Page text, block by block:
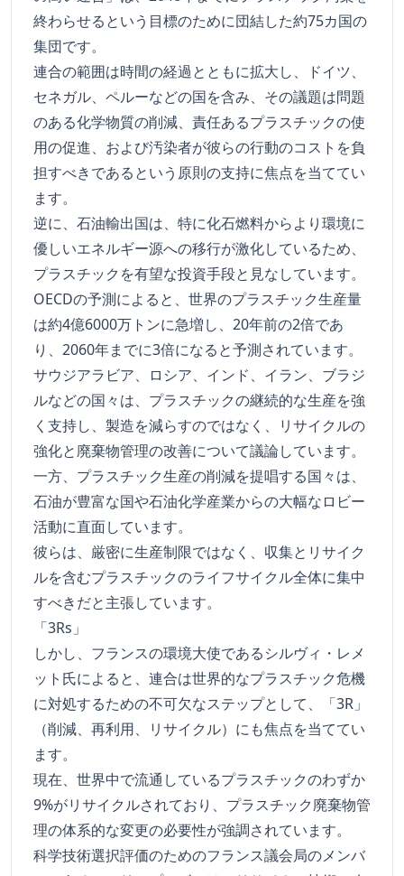
終わらせるという目標のために団結した約75カ国の
集団です。
連合の範囲は時間の経過とともに拡大し、ドイツ、
セネガル、ペルーなどの国を含み、その議題は問題
のある化学物質の削減、責任あるプラスチックの使
用の促進、および汚染者が彼らの行動のコストを負
担すべきであるという原則の支持に焦点を当ててい
ます。
逆に、石油輸出国は、特に化石燃料からより環境に
優しいエネルギー源への移行が激化しているため、
プラスチックを有望な投資手段と見なしています。
OECDの予測によると、世界のプラスチック生産量
は約4億6000万トンに急増し、20年前の2倍であ
り、2060年までに3倍になると予測されています。
サウジアラビア、ロシア、インド、イラン、ブラジ
ルなどの国々は、プラスチックの継続的な生産を強
く支持し、製造を減らすのではなく、リサイクルの
強化と廃棄物管理の改善について議論しています。
一方、プラスチック生産の削減を提唱する国々は、
石油が豊富な国や石油化学産業からの大幅なロビー
活動に直面しています。
彼らは、厳密に生産制限ではなく、収集とリサイク
ルを含むプラスチックのライフサイクル全体に集中
すべきだと主張しています。
「3Rs」
しかし、フランスの環境大使であるシルヴィ・レメ
ット氏によると、連合は世界的なプラスチック危機
に対処するための不可欠なステップとして、「3R」
（削減、再利用、リサイクル）にも焦点を当ててい
ます。
現在、世界中で流通しているプラスチックのわずか
9%がリサイクルされており、プラスチック廃棄物管
理の体系的な変更の必要性が強調されています。
科学技術選択評価のためのフランス議会局のメンバ